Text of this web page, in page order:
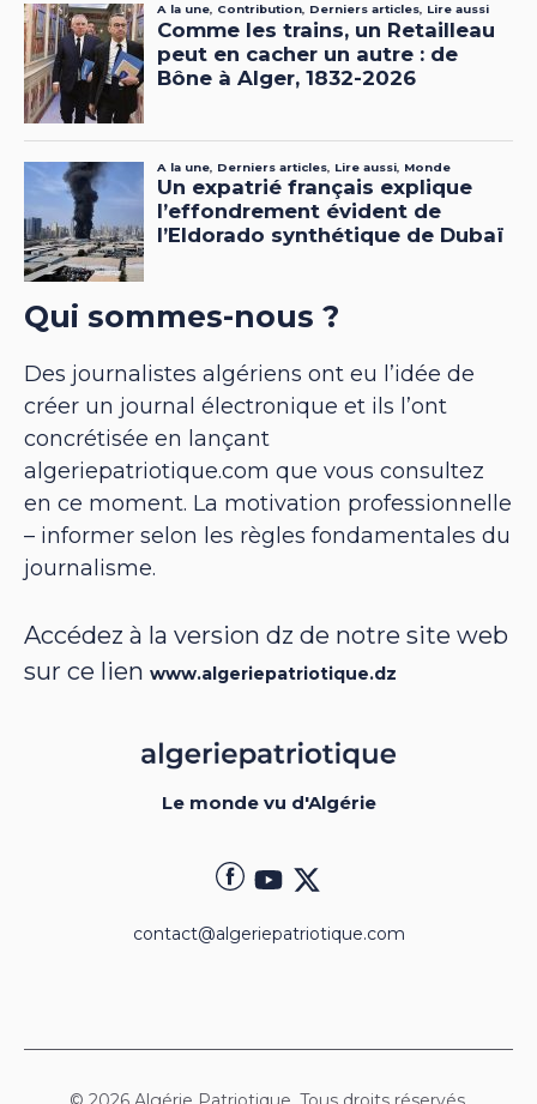
Qui sommes-nous ?
Des journalistes algériens ont eu l’idée de
créer un journal électronique et ils l’ont
concrétisée en lançant
algeriepatriotique.com que vous consultez
en ce moment. La motivation professionnelle
– informer selon les règles fondamentales du
journalisme.
Accédez à la version dz de notre site web
sur ce lien www.algeriepatriotique.dz
Le monde vu d'Algérie
contact@algeriepatriotique.com